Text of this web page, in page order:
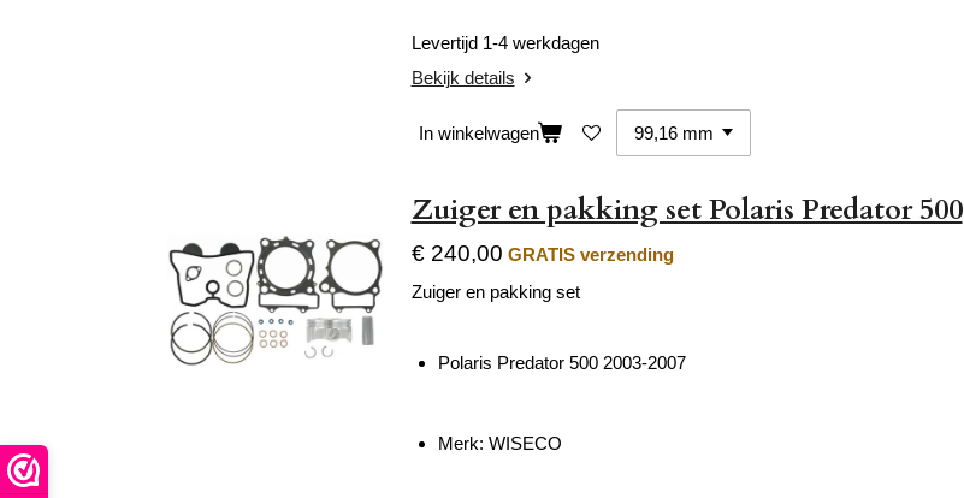
Levertijd 1-4 werkdagen
Bekijk details
In winkelwagen
Zuiger en pakking set Polaris Predator 500
€ 240,00 GRATIS verzending
Zuiger en pakking set
Polaris Predator 500 2003-2007
Merk: WISECO